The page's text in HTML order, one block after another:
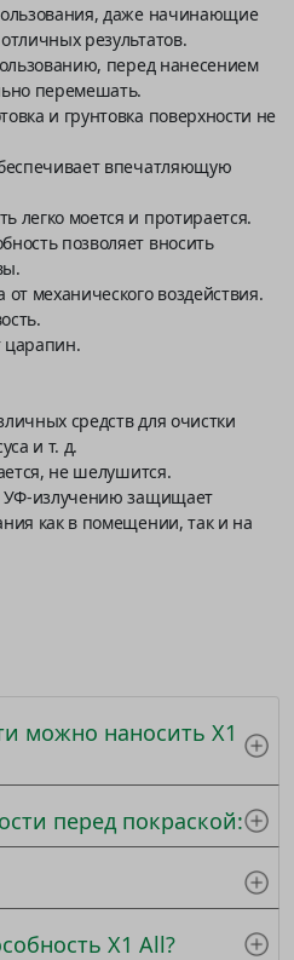
даже начинающие
результатов.
перед нанесением
перемешать.
и грунтовка поверхности не
впечатляющую
легко моется и протирается.
позволяет вносить
механического воздействия.
царапин.
средств для очистки
и т. д.
не шелушится.
УФ-излучению защищает
как в помещении, так и на
можно наносить X1
перед покраской:
X1 All?